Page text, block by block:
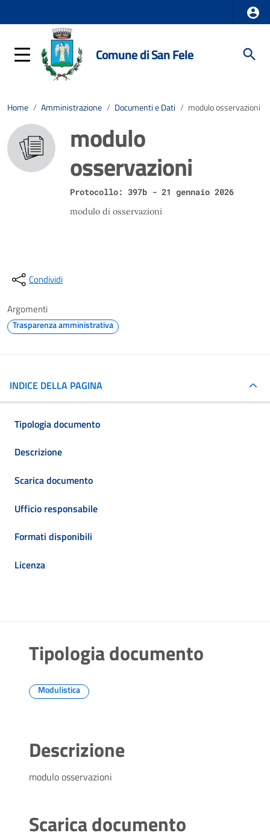
Comune di San Fele
Home / Amministrazione / Documenti e Dati / modulo osservazioni
modulo
osservazioni
Protocollo: 397b - 21 gennaio 2026
modulo di osservazioni
Condividi
Argomenti
Trasparenza amministrativa
INDICE DELLA PAGINA
Tipologia documento
Descrizione
Scarica documento
Ufficio responsabile
Formati disponibili
Licenza
Tipologia documento
Modulistica
Descrizione
modulo osservazioni
Scarica documento